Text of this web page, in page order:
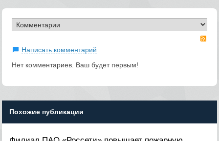
Написать комментарий
Нет комментариев. Ваш будет первым!
Похожие публикации